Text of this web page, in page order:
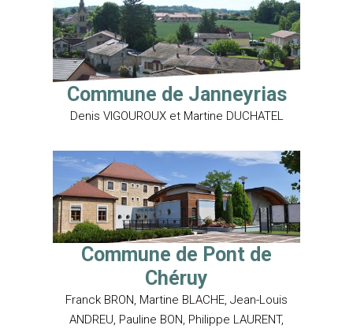
Commune de Janneyrias
Denis VIGOUROUX et Martine DUCHATEL
Commune de Pont de
Chéruy
Franck BRON, Martine BLACHE, Jean-Louis
ANDREU, Pauline BON, Philippe LAURENT,
LA COMMUNAUTÉ DE
COMMUNES
Les Élus
Les conseils
Les Communes et leurs
GESTION DES DÉCHETS
Collecte
Déchets recyclables
Déchèteries
Broyeur de végétaux
EAU, ASSAINISSEMENT
ENVIRONNEMENT
Assainissement
PLAN CLIMAT AIR
Démarche d’élaboration
PISCINE